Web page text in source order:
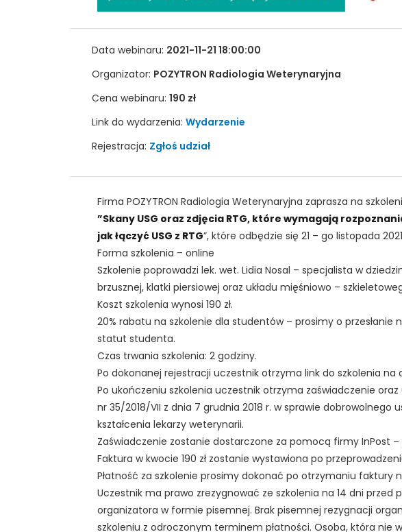
Data webinaru: 2021-11-21 18:00:00
Organizator: POZYTRON Radiologia Weterynaryjna
Cena webinaru: 190 zł
Link do wydarzenia: Wydarzenie
Rejestracja: Zgłoś udział
Firma POZYTRON Radiologia Weterynaryjna zaprasza na
”Skany USG oraz zdjęcia RTG, które wymagają
jak łączyć USG z RTG”, które odbędzie się 21 – go listopada
Forma szkolenia – online
Szkolenie poprowadzi lek. wet. Lidia Nosal – specjalista w
brzusznej, klatki piersiowej oraz układu mięśniowo –
Koszt szkolenia wynosi 190 zł.
20% rabatu na szkolenie dla studentów – prosimy o
statut studenta.
Czas trwania szkolenia: 2 godziny.
Po dokonanej rejestracji uczestnik otrzyma link do szkolenia na
Po ukończeniu szkolenia uczestnik otrzyma zaświadczenie
nr 35/2018/VII z dnia 7 grudnia 2018 r. w sprawie dobrowolnego
kształcenia lekarzy weterynarii.
Zaświadczenie zostanie dostarczone za pomocą firmy InPost
Faktura w kwocie 190 zł zostanie wystawiona po
Płatność za szkolenie prosimy dokonać po otrzymaniu faktury
Uczestnik ma prawo zrezygnować ze szkolenia na 14 dni
organizatora w formie pisemnej. Brak pisemnej rezygnacji
szkoleniu z odroczonym terminem płatności. Osoba, która nie